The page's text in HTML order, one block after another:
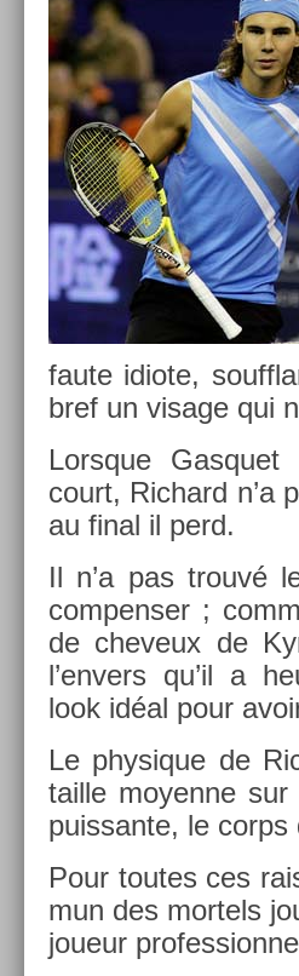
faute idiote,
bref un visage qui
Lorsque
court, Ric­hard n’a
au final il perd.
Il n’a pas trouvé
com­pens­er ;
de cheveux de
l’env­ers qu’il a
look idéal pour
Le physique de
tail­le moyen­ne
puis­sante, le
Pour toutes ces
mun des mor­tels
joueur